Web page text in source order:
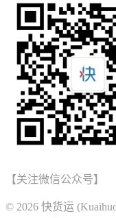
【关注微信公众号】
© 2026 快货运